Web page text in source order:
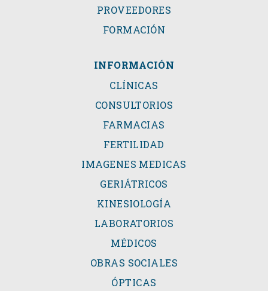
PROVEEDORES
FORMACIÓN
INFORMACIÓN
CLÍNICAS
CONSULTORIOS
FARMACIAS
FERTILIDAD
IMAGENES MEDICAS
GERIÁTRICOS
KINESIOLOGÍA
LABORATORIOS
MÉDICOS
OBRAS SOCIALES
ÓPTICAS